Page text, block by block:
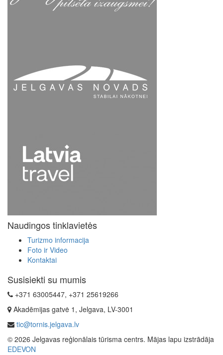
Naudingos tinklavietės
Turizmo informacija
Foto ir Video
Kontaktai
Susisiekti su mumis
+371 63005447, +371 25619266
Akadēmijas gatvė 1, Jelgava, LV-3001
tic@tornis.jelgava.lv
© 2026 Jelgavas reģionālais tūrisma centrs. Mājas lapu izstrādāja
EDEVON